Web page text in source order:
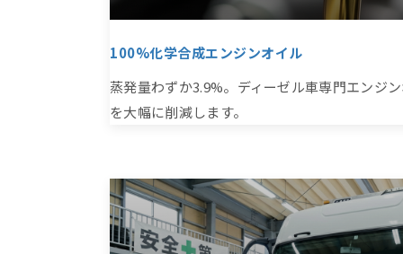
100%化学合成エンジンオイル
蒸発量わずか3.9%。ディーゼル車専門エンジ
を大幅に削減します。